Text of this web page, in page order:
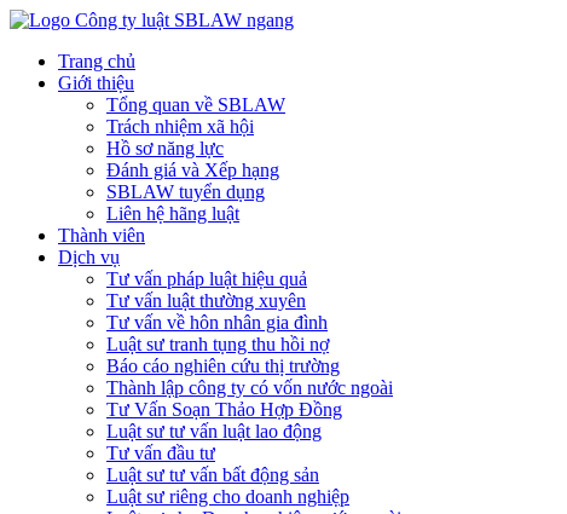
Trang chủ
Giới thiệu
Tổng quan về SBLAW
Trách nhiệm xã hội
Hồ sơ năng lực
Đánh giá và Xếp hạng
SBLAW tuyển dụng
Liên hệ hãng luật
Thành viên
Dịch vụ
Tư vấn pháp luật hiệu quả
Tư vấn luật thường xuyên
Tư vấn về hôn nhân gia đình
Luật sư tranh tụng thu hồi nợ
Báo cáo nghiên cứu thị trường
Thành lập công ty có vốn nước ngoài
Tư Vấn Soạn Thảo Hợp Đồng
Luật sư tư vấn luật lao động
Tư vấn đầu tư
Luật sư tư vấn bất động sản
Luật sư riêng cho doanh nghiệp